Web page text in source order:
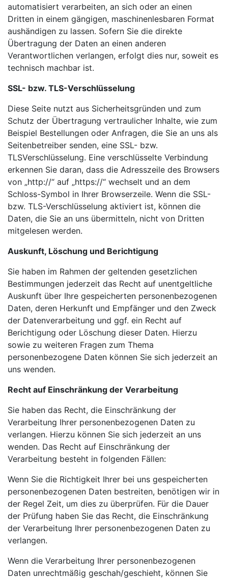
automatisiert verarbeiten, an sich oder an einen
Dritten in einem gängigen, maschinenlesbaren Format
aushändigen zu lassen. Sofern Sie die direkte
Übertragung der Daten an einen anderen
Verantwortlichen verlangen, erfolgt dies nur, soweit es
technisch machbar ist.
SSL- bzw. TLS-Verschlüsselung
Diese Seite nutzt aus Sicherheitsgründen und zum
Schutz der Übertragung vertraulicher Inhalte, wie zum
Beispiel Bestellungen oder Anfragen, die Sie an uns als
Seitenbetreiber senden, eine SSL- bzw.
TLSVerschlüsselung. Eine verschlüsselte Verbindung
erkennen Sie daran, dass die Adresszeile des Browsers
von „http://“ auf „https://“ wechselt und an dem
Schloss-Symbol in Ihrer Browserzeile. Wenn die SSL-
bzw. TLS-Verschlüsselung aktiviert ist, können die
Daten, die Sie an uns übermitteln, nicht von Dritten
mitgelesen werden.
Auskunft, Löschung und Berichtigung
Sie haben im Rahmen der geltenden gesetzlichen
Bestimmungen jederzeit das Recht auf unentgeltliche
Auskunft über Ihre gespeicherten personenbezogenen
Daten, deren Herkunft und Empfänger und den Zweck
der Datenverarbeitung und ggf. ein Recht auf
Berichtigung oder Löschung dieser Daten. Hierzu
sowie zu weiteren Fragen zum Thema
personenbezogene Daten können Sie sich jederzeit an
uns wenden.
Recht auf Einschränkung der Verarbeitung
Sie haben das Recht, die Einschränkung der
Verarbeitung Ihrer personenbezogenen Daten zu
verlangen. Hierzu können Sie sich jederzeit an uns
wenden. Das Recht auf Einschränkung der
Verarbeitung besteht in folgenden Fällen:
Wenn Sie die Richtigkeit Ihrer bei uns gespeicherten
personenbezogenen Daten bestreiten, benötigen wir in
der Regel Zeit, um dies zu überprüfen. Für die Dauer
der Prüfung haben Sie das Recht, die Einschränkung
der Verarbeitung Ihrer personenbezogenen Daten zu
verlangen.
Wenn die Verarbeitung Ihrer personenbezogenen
Daten unrechtmäßig geschah/geschieht, können Sie